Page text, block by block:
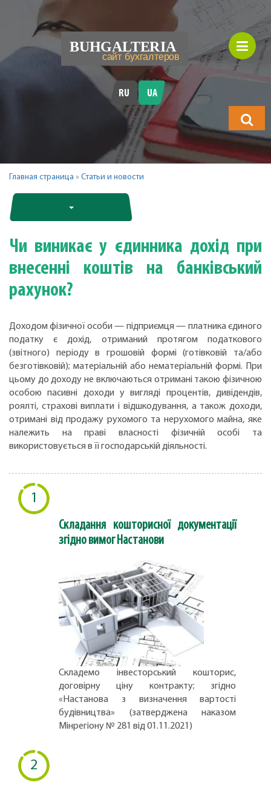
RU UA
Главная страница » Статьи и новости
Чи виникає у єдинника дохід при
внесенні коштів на банківський
рахунок?
Доходом фізичної особи — підприємця — платника єдиного
податку є дохід, отриманий протягом податкового
(звітного) періоду в грошовій формі (готівковій та/або
безготівковій); матеріальній або нематеріальній формі. При
цьому до доходу не включаються отримані такою фізичною
особою пасивні доходи у вигляді процентів, дивідендів,
роялті, страхові виплати і відшкодування, а також доходи,
отримані від продажу рухомого та нерухомого майна, яке
належить на праві власності фізичній особі та
використовується в її господарській діяльності.
1
Складання кошторисної документації
згідно вимог Настанови
Складемо інвесторський кошторис,
договірну ціну контракту; згідно
«Настанова з визначення вартості
будівництва» (затверджена наказом
Мінрегіону № 281 від 01.11.2021)
2